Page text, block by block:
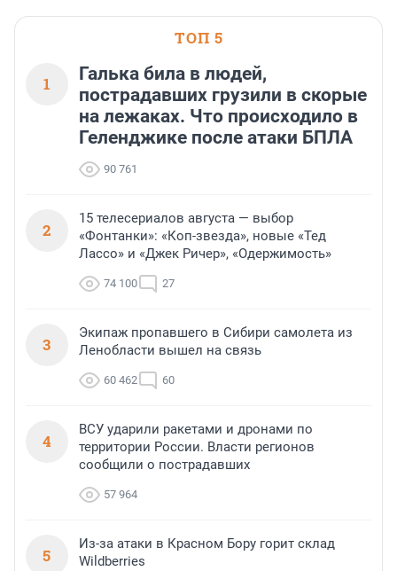
ТОП 5
1
Галька била в людей,
пострадавших грузили в скорые
на лежаках. Что происходило в
Геленджике после атаки БПЛА
90 761
2
15 телесериалов августа — выбор
«Фонтанки»: «Коп-звезда», новые «Тед
Лассо» и «Джек Ричер», «Одержимость»
74 100 27
3
Экипаж пропавшего в Сибири самолета из
Ленобласти вышел на связь
60 462 60
4
ВСУ ударили ракетами и дронами по
территории России. Власти регионов
сообщили о пострадавших
57 964
5
Из-за атаки в Красном Бору горит склад
Wildberries